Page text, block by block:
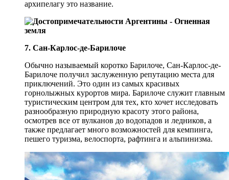
архипелагу это название.
7. Сан-Карлос-де-Барилоче
Обычно называемый коротко Барилоче, Сан-Карлос-де-
Барилоче получил заслуженную репутацию места для
приключений. Это один из самых красивых
горнолыжных курортов мира. Барилоче служит главным
туристическим центром для тех, кто хочет исследовать
разнообразную природную красоту этого района,
осмотрев все от вулканов до водопадов и ледников, а
также предлагает много возможностей для кемпинга,
пешего туризма, велоспорта, рафтинга и альпинизма.